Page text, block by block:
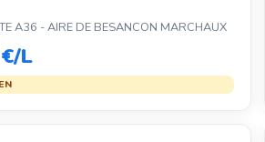
A36 - AIRE DE BESANCON MARCHAUX
L